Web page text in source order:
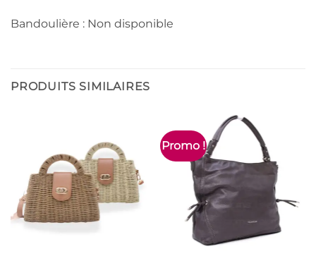
Bandoulière : Non disponible
PRODUITS SIMILAIRES
Promo !